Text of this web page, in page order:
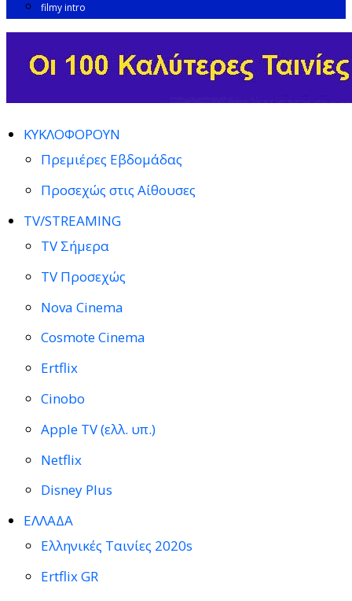
filmy intro
ΚΥΚΛΟΦΟΡΟΥΝ
Πρεμιέρες Εβδομάδας
Προσεχώς στις Αίθουσες
TV/STREAMING
TV Σήμερα
TV Προσεχώς
Nova Cinema
Cosmote Cinema
Ertflix
Cinobo
Apple TV (ελλ. υπ.)
Netflix
Disney Plus
ΕΛΛΑΔΑ
Ελληνικές Ταινίες 2020s
Ertflix GR